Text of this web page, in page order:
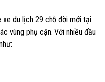
xe du lịch 29 chỗ đời mới tại
vùng phụ cận. Với nhiều đầu